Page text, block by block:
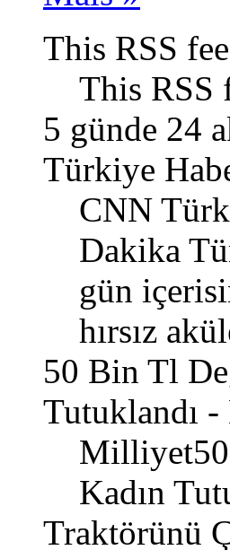
This RSS
This RSS
5 günde 24
Türkiye
CNN
Dakika
gün
hırsız
50 Bin Tl
Tutuklandı
Milliyet50
Kadın
Traktörünü